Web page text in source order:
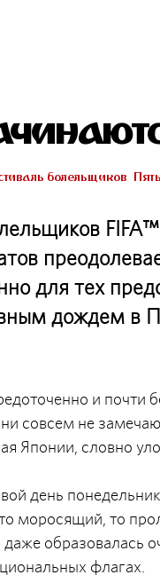
болельщиков
для тех
дождем в
и
совсем не
Японии, словно
день
моросящий, то
образовалась
флагах.